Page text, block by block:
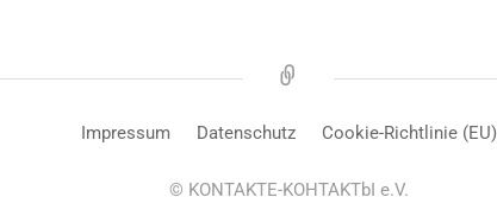
Meldungen
Impressum Datenschutz Cookie-Richtlinie (EU)
© KONTAKTE-KOHTAKTbI e.V.